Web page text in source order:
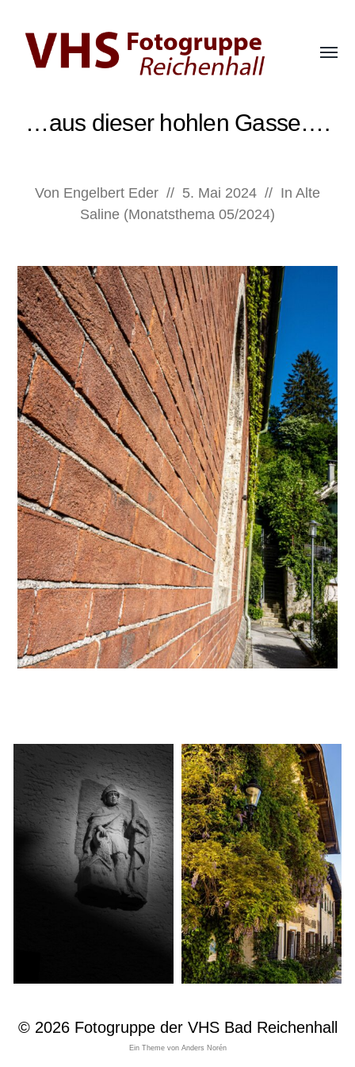
VHS
Menü
…aus dieser hohlen Gasse….
Von Engelbert Eder // 5. Mai 2024 // In Alte
Saline (Monatsthema 05/2024)
© 2026 Fotogruppe der VHS Bad Reichenhall
Ein Theme von Anders Norén